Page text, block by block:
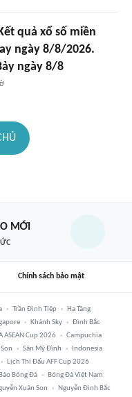
quả xổ số miền
ngày 8/8/2026.
ngày 8/8
MỚI
Chính sách bảo mật
Trần Đình Tiệp
Hạ Tầng
Khánh Sky
Đình Bắc
ASEAN Cup 2026
Campuchia
Sân Mỹ Đình
Indonesia
Lịch Thi Đấu AFF Cup 2026
Bóng Đá
Bóng Đá Việt Nam
Xuân Son
Nguyễn Đình Bắc